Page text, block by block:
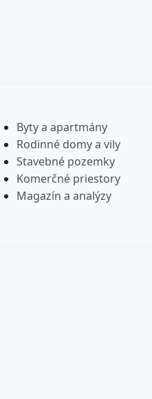
Byty a apartmány
Rodinné domy a vily
Stavebné pozemky
Komerčné priestory
Magazín a analýzy